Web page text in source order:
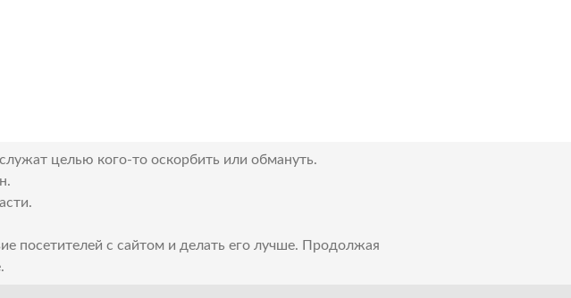
целью кого-то оскорбить или обмануть.
посетителей с сайтом и делать его лучше. Продолжая